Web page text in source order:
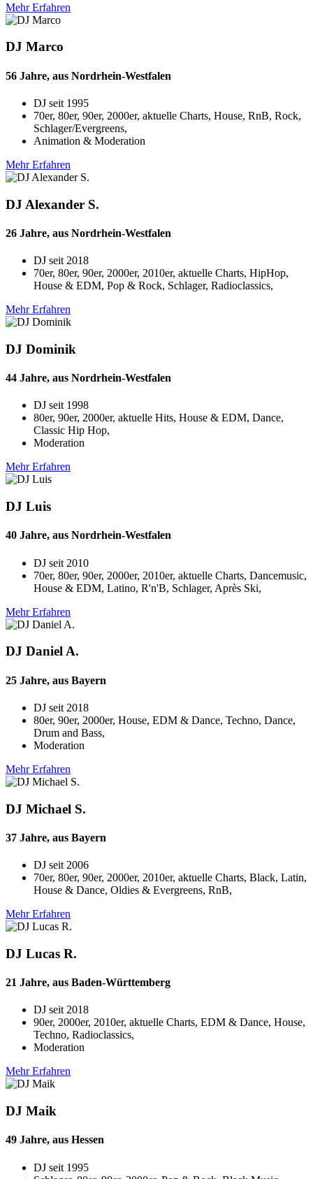
Mehr Erfahren
DJ Marco
56 Jahre, aus Nordrhein-Westfalen
DJ seit 1995
70er, 80er, 90er, 2000er, aktuelle Charts, House, RnB, Rock,
Schlager/Evergreens,
Animation & Moderation
Mehr Erfahren
DJ Alexander S.
26 Jahre, aus Nordrhein-Westfalen
DJ seit 2018
70er, 80er, 90er, 2000er, 2010er, aktuelle Charts, HipHop,
House & EDM, Pop & Rock, Schlager, Radioclassics,
Mehr Erfahren
DJ Dominik
44 Jahre, aus Nordrhein-Westfalen
DJ seit 1998
80er, 90er, 2000er, aktuelle Hits, House & EDM, Dance,
Classic Hip Hop,
Moderation
Mehr Erfahren
DJ Luis
40 Jahre, aus Nordrhein-Westfalen
DJ seit 2010
70er, 80er, 90er, 2000er, 2010er, aktuelle Charts, Dancemusic,
House & EDM, Latino, R'n'B, Schlager, Après Ski,
Mehr Erfahren
DJ Daniel A.
25 Jahre, aus Bayern
DJ seit 2018
80er, 90er, 2000er, House, EDM & Dance, Techno, Dance,
Drum and Bass,
Moderation
Mehr Erfahren
DJ Michael S.
37 Jahre, aus Bayern
DJ seit 2006
70er, 80er, 90er, 2000er, 2010er, aktuelle Charts, Black, Latin,
House & Dance, Oldies & Evergreens, RnB,
Mehr Erfahren
DJ Lucas R.
21 Jahre, aus Baden-Württemberg
DJ seit 2018
90er, 2000er, 2010er, aktuelle Charts, EDM & Dance, House,
Techno, Radioclassics,
Moderation
Mehr Erfahren
DJ Maik
49 Jahre, aus Hessen
DJ seit 1995